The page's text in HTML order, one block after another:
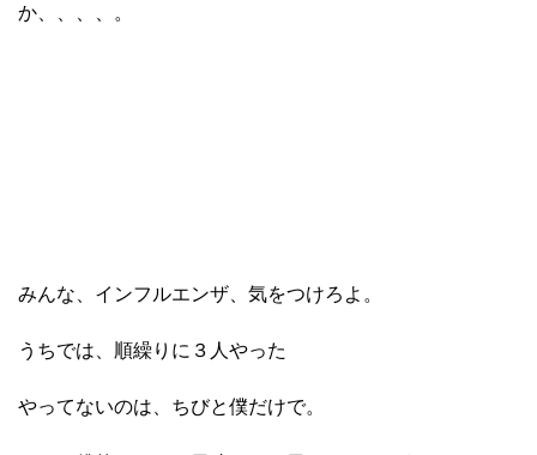
か、、、、。
みんな、インフルエンザ、気をつけろよ。
うちでは、順繰りに３人やった
やってないのは、ちびと僕だけで。